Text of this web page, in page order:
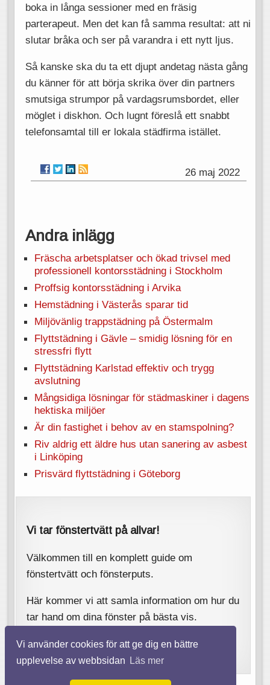
Vi använder cookies för att ge dig en bättre
upplevelse av webbsidan
Läs mer
boka in långa sessioner med en fräsig
parterapeut. Men det kan få samma resultat: att ni
slutar bråka och ser på varandra i ett nytt ljus.
Så kanske ska du ta ett djupt andetag nästa gång
du känner för att börja skrika över din partners
smutsiga strumpor på vardagsrumsbordet, eller
möglet i diskhon. Och lugnt föreslå ett snabbt
telefonsamtal till er lokala städfirma istället.
26 maj 2022
Andra inlägg
Fräscha arbetsplatser och ökad trivsel med
professionell kontorsstädning i Stockholm
Proffsig kontorsstädning i Arvika
Hemstädning i Västerås sparar tid
Miljövänlig trappstädning på Östermalm
Flyttstädning i Gävle – smidig lösning för en
stressfri flytt
Flyttstädning Karlstad effektiv och trygg
avslutning
Mångsidiga lösningar för städmaskiner i dagens
hektiska miljöer
Är din fastighet i behov av en stamspolning?
Riv aldrig ett äldre hus utan sanering av asbest
i Linköping
Prisvärd flyttstädning i Göteborg
Vi tar fönstertvätt på allvar!
Välkommen till en komplett guide om
fönstertvätt och fönsterputs.
Här kommer vi att samla information om hur du
tar hand om dina fönster på bästa vis.